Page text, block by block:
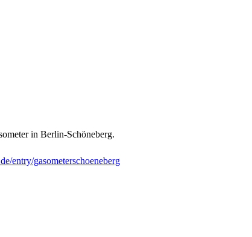
in Berlin-Schöneberg.
entry/gasometerschoeneberg